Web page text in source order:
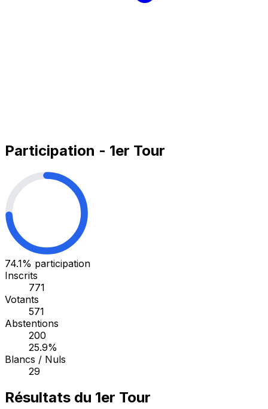
Participation - 1er Tour
74.1% participation
Inscrits
771
Votants
571
Abstentions
200
25.9%
Blancs / Nuls
29
Résultats du 1er Tour